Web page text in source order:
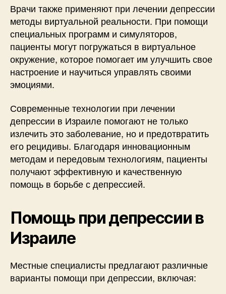
Врачи также применяют при лечении депрессии
методы виртуальной реальности. При помощи
специальных программ и симуляторов,
пациенты могут погружаться в виртуальное
окружение, которое помогает им улучшить свое
настроение и научиться управлять своими
эмоциями.
Современные технологии при лечении
депрессии в Израиле помогают не только
излечить это заболевание, но и предотвратить
его рецидивы. Благодаря инновационным
методам и передовым технологиям, пациенты
получают эффективную и качественную
помощь в борьбе с депрессией.
Помощь при депрессии в
Израиле
Местные специалисты предлагают различные
варианты помощи при депрессии, включая: